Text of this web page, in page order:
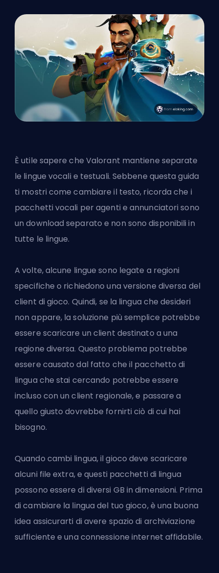
È utile sapere che Valorant mantiene separate
le lingue vocali e testuali. Sebbene questa guida
ti mostri come cambiare il testo, ricorda che i
pacchetti vocali per agenti e annunciatori sono
un download separato e non sono disponibili in
tutte le lingue.
A volte, alcune lingue sono legate a regioni
specifiche o richiedono una versione diversa del
client di gioco. Quindi, se la lingua che desideri
non appare, la soluzione più semplice potrebbe
essere scaricare un client destinato a una
regione diversa. Questo problema potrebbe
essere causato dal fatto che il pacchetto di
lingua che stai cercando potrebbe essere
incluso con un client regionale, e passare a
quello giusto dovrebbe fornirti ciò di cui hai
bisogno.
Quando cambi lingua, il gioco deve scaricare
alcuni file extra, e questi pacchetti di lingua
possono essere di diversi GB in dimensioni. Prima
di cambiare la lingua del tuo gioco, è una buona
idea assicurarti di avere spazio di archiviazione
sufficiente e una connessione internet affidabile.